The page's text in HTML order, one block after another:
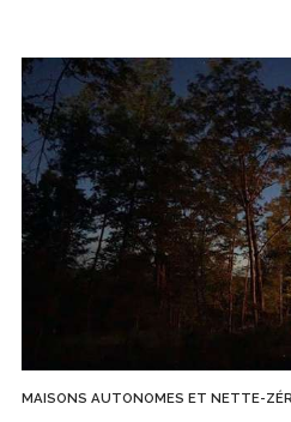
MAISONS AUTONOMES ET NETTE-